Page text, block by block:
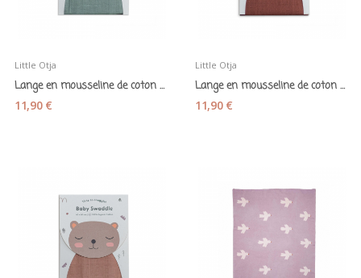
Little Otja
Lange en mousseline de coton vert céladon -...
11,90 €
Little Otja
Lange en mousseline de coton marron auburn -...
11,90 €